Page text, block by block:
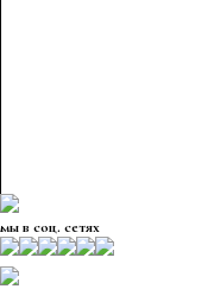
мы в соц. сетях